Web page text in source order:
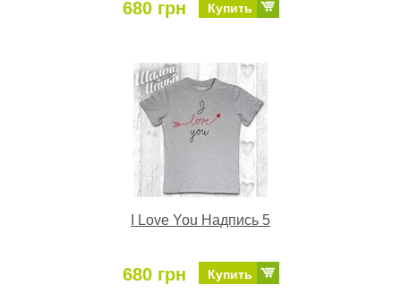
680 грн Купить
I Love You Надпись 5
680 грн Купить